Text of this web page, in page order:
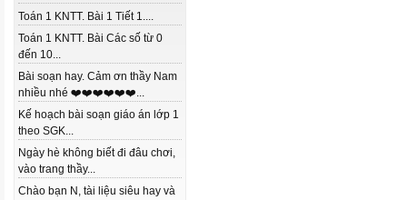
Toán 1 KNTT. Bài 1 Tiết 1....
Toán 1 KNTT. Bài Các số từ 0
đến 10...
Bài soạn hay. Cảm ơn thầy Nam
nhiều nhé ❤️❤️❤️❤️❤️❤️...
Kế hoạch bài soạn giáo án lớp 1
theo SGK...
Ngày hè không biết đi đâu chơi,
vào trang thầy...
Chào bạn N, tài liệu siêu hay và